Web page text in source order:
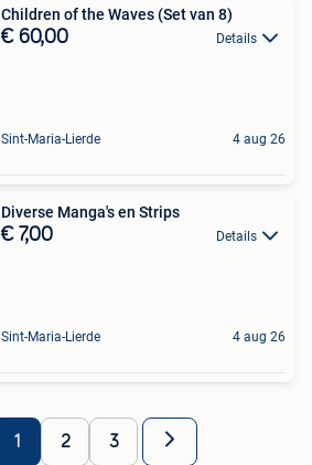
Children of the Waves (Set van 8)
€ 60,00 Details
Sint-Maria-Lierde 4 aug 26
Diverse Manga's en Strips
€ 7,00 Details
Sint-Maria-Lierde 4 aug 26
1 2 3